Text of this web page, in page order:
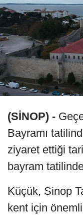
(SİNOP) -
Bayramı
ziyaret ettiği
bayram
Küçük, Sinop
kent için